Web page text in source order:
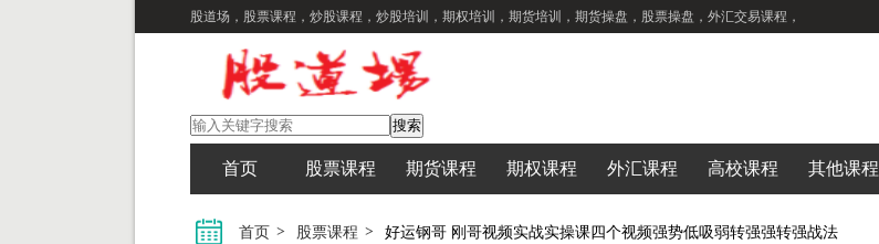
股道场，股票课程，炒股课程，炒股培训，期权培训，期货培训，期货操盘，股票操盘，外汇交易课程，
首页 股票课程 期货课程 期权课程 外汇课程 高校课程 其他课程
首页 股票课程 好运钢哥 刚哥视频实战实操课四个视频强势低吸弱转强强转强战法